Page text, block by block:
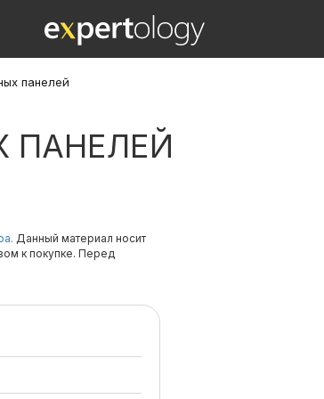
панелей
ПАНЕЛЕЙ
Данный материал носит
к покупке. Перед